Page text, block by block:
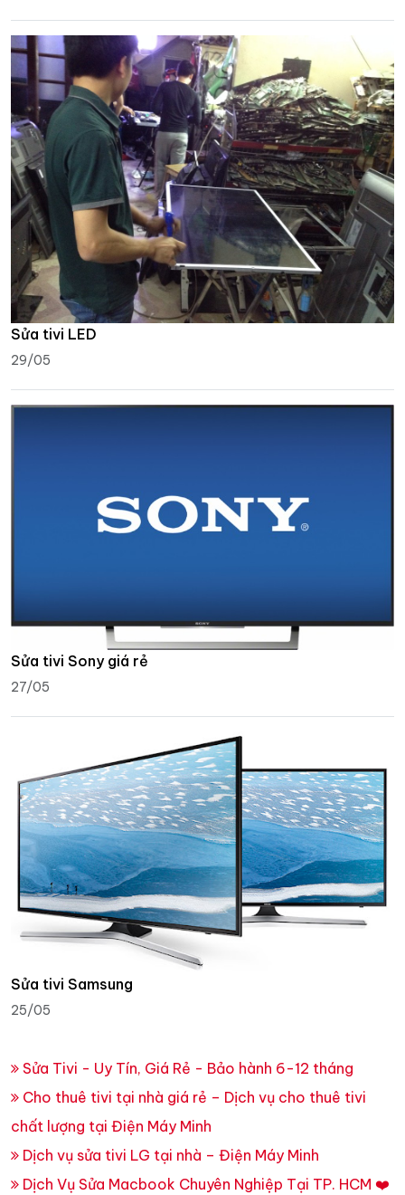
Sửa tivi LED
29/05
Sửa tivi Sony giá rẻ
27/05
Sửa tivi Samsung
25/05
Sửa Tivi - Uy Tín, Giá Rẻ - Bảo hành 6-12 tháng
Cho thuê tivi tại nhà giá rẻ – Dịch vụ cho thuê tivi
chất lượng tại Điện Máy Minh
Dịch vụ sửa tivi LG tại nhà – Điện Máy Minh
Dịch Vụ Sửa Macbook Chuyên Nghiệp Tại TP. HCM ❤️